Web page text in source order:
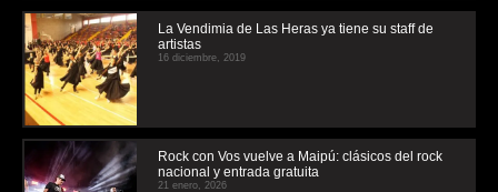
La Vendimia de Las Heras ya tiene su staff de
artistas
16 diciembre, 2019
Rock con Vos vuelve a Maipú: clásicos del rock
nacional y entrada gratuita
21 enero, 2026